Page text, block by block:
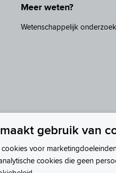
Meer weten?
Wetenschappelijk onderzoek
gebruik van
voor
cookies die geen